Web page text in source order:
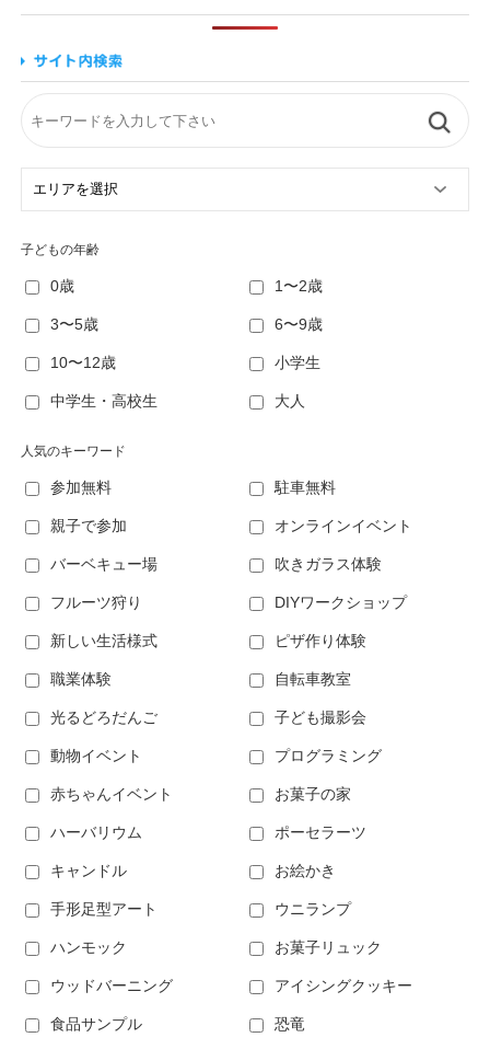
子どもの年齢
0歳 1〜2歳
3〜5歳 6〜9歳
10〜12歳 小学生
中学生・高校生 大人
人気のキーワード
参加無料 駐車無料
親子で参加 オンラインイベント
バーベキュー場 吹きガラス体験
フルーツ狩り DIYワークショップ
新しい生活様式 ピザ作り体験
職業体験 自転車教室
光るどろだんご 子ども撮影会
動物イベント プログラミング
赤ちゃんイベント お菓子の家
ハーバリウム ポーセラーツ
キャンドル お絵かき
手形足型アート ウニランプ
ハンモック お菓子リュック
ウッドバーニング アイシングクッキー
食品サンプル 恐竜